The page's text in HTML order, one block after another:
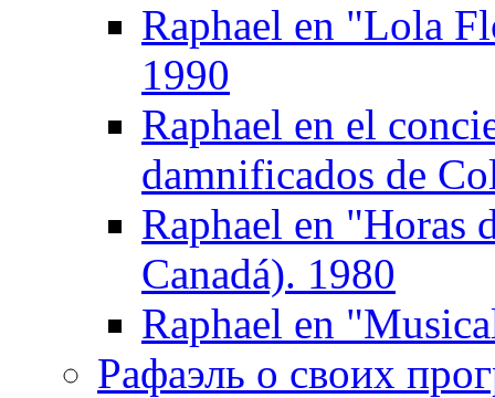
Raphael en "Lola
1990
Raphael en el
damnificados de
Raphael en "Horas
Canadá). 1980
Raphael en
Рафаэль о своих